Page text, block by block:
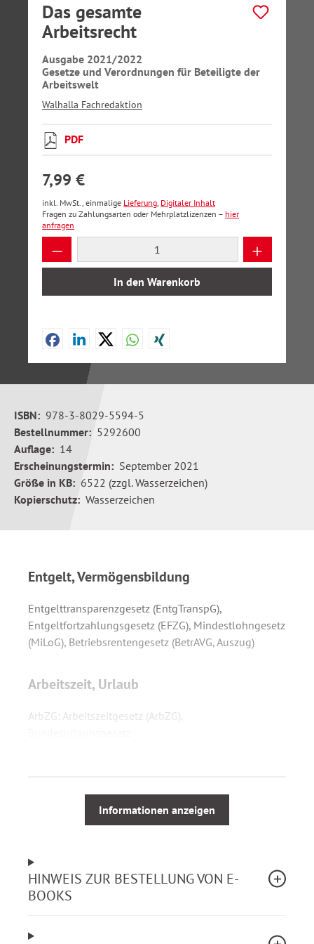
Das gesamte
Arbeitsrecht
Ausgabe 2021/2022
Gesetze und Verordnungen für Beteiligte der
Arbeitswelt
Walhalla Fachredaktion
PDF
7,99 €
inkl. MwSt., einmalige Lieferung, Digitaler Inhalt
Fragen zu Zahlungsarten oder Mehrplatzlizenzen – hier
anfragen
Produkt Anzahl: Gib den gewünschten
In den Warenkorb
ISBN: 978-3-8029-5594-5
Bestellnummer: 5292600
Auflage: 14
Erscheinungstermin: September 2021
Größe in KB: 6522 (zzgl. Wasserzeichen)
Kopierschutz: Wasserzeichen
Entgelt, Vermögensbildung
Entgelttransparenzgesetz (EntgTranspG),
Entgeltfortzahlungsgesetz (EFZG), Mindestlohngesetz
(MiLoG), Betriebsrentengesetz (BetrAVG, Auszug)
Arbeitszeit, Urlaub
ArbZG: Arbeitszeitgesetz (ArbZG),
KSchG: Kündigungsschutzgesetz (KSchG)
BBiG: Berufsbildungsgesetz (BBiG), Ausbilder-
Eignungsverordnung
Arbeitnehmerüberlassung
Informationen anzeigen
HINWEIS ZUR BESTELLUNG VON E-
BOOKS